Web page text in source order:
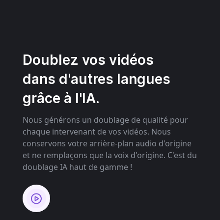
Doublez vos vidéos
dans d'autres langues
grâce à l'IA.
Nous générons un doublage de qualité pour
chaque intervenant de vos vidéos. Nous
conservons votre arrière-plan audio d'origine
et ne remplaçons que la voix d'origine. C'est du
doublage IA haut de gamme !